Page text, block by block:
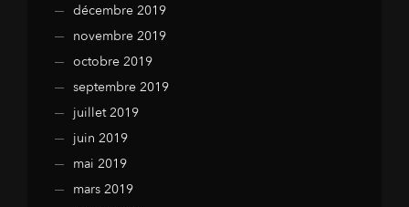
décembre 2019
novembre 2019
octobre 2019
septembre 2019
juillet 2019
juin 2019
mai 2019
mars 2019